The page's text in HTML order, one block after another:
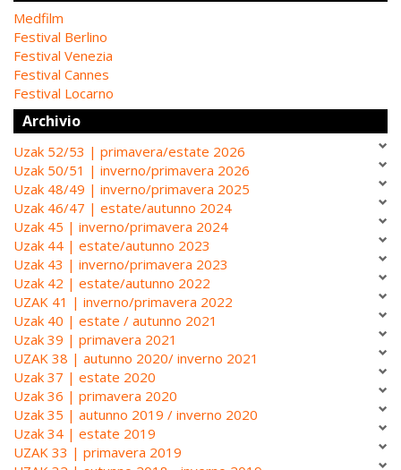
Medfilm
Festival Berlino
Festival Venezia
Festival Cannes
Festival Locarno
Archivio
Uzak 52/53 | primavera/estate 2026
Uzak 50/51 | inverno/primavera 2026
Uzak 48/49 | inverno/primavera 2025
Uzak 46/47 | estate/autunno 2024
Uzak 45 | inverno/primavera 2024
Uzak 44 | estate/autunno 2023
Uzak 43 | inverno/primavera 2023
Uzak 42 | estate/autunno 2022
UZAK 41 | inverno/primavera 2022
Uzak 40 | estate / autunno 2021
Uzak 39 | primavera 2021
UZAK 38 | autunno 2020/ inverno 2021
Uzak 37 | estate 2020
Uzak 36 | primavera 2020
Uzak 35 | autunno 2019 / inverno 2020
Uzak 34 | estate 2019
UZAK 33 | primavera 2019